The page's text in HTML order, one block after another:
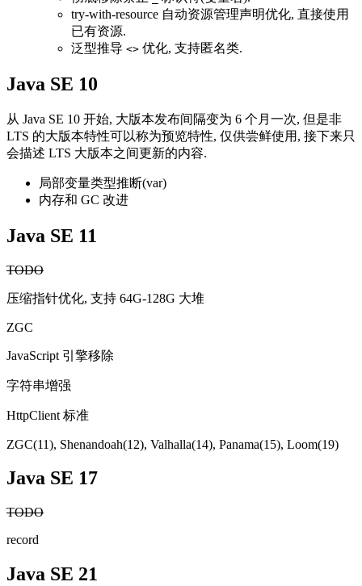
try-with-resource 自动资源管理声明优化, 直接使用
已有资源.
泛型推导 <> 优化, 支持匿名类.
Java SE 10
从 Java SE 10 开始, 大版本发布间隔变为 6 个月一次, 但是非
LTS 的大版本特性可以称为预览特性, 仅供尝鲜使用, 接下来只
会描述 LTS 大版本之间更新的内容.
局部变量类型推断(var)
内存和 GC 改进
Java SE 11
TODO
压缩指针优化, 支持 64G-128G 大堆
ZGC
JavaScript 引擎移除
字符串增强
HttpClient 标准
ZGC(11), Shenandoah(12), Valhalla(14), Panama(15), Loom(19)
Java SE 17
TODO
record
Java SE 21